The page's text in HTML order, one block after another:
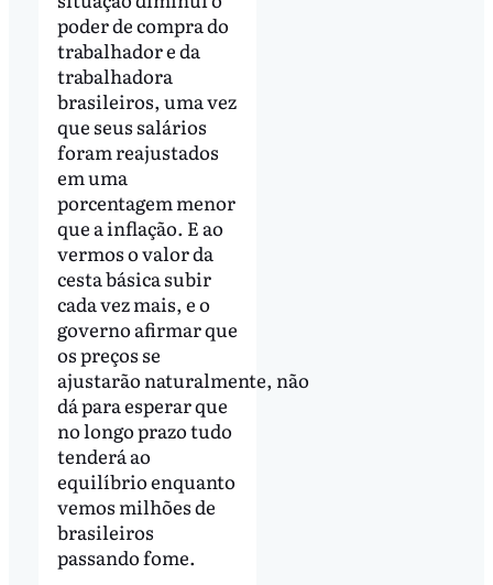
poder de compra do
trabalhador e da
trabalhadora
brasileiros, uma vez
que seus salários
foram reajustados
em uma
porcentagem menor
que a inflação. E ao
vermos o valor da
cesta básica subir
cada vez mais, e o
governo afirmar que
os preços se
ajustarão naturalmente, não
dá para esperar que
no longo prazo tudo
tenderá ao
equilíbrio enquanto
vemos milhões de
brasileiros
passando fome.